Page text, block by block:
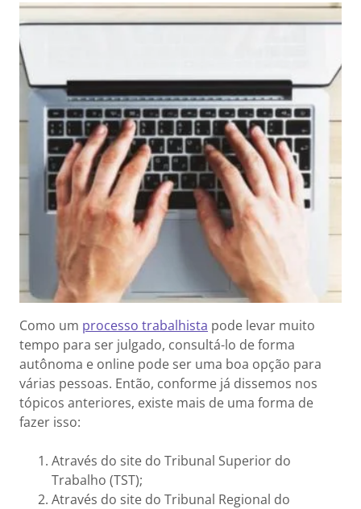
Como um processo trabalhista pode levar muito
tempo para ser julgado, consultá-lo de forma
autônoma e online pode ser uma boa opção para
várias pessoas. Então, conforme já dissemos nos
tópicos anteriores, existe mais de uma forma de
fazer isso:
Através do site do Tribunal Superior do
Trabalho (TST);
Através do site do Tribunal Regional do